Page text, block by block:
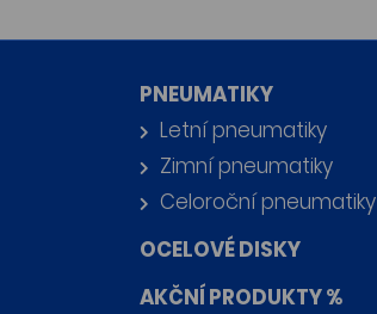
PNEUMATIKY
Letní pneumatiky
Zimní pneumatiky
Celoroční pneumatiky
OCELOVÉ DISKY
AKČNÍ PRODUKTY %